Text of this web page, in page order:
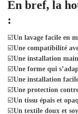
En bref, la
:
☑️Un lavage facile en
☑️Une compatibilité
☑️Une installation
☑️Une forme qui
☑️Une installation
☑️Une protection
☑️Un tissu épais et
☑️Un textile doux et